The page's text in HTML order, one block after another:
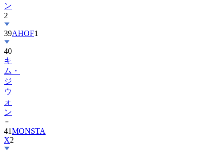
ン
2
39AHOF1
40
キ
ム・
ジ
ウ
ォ
ン
41MONSTA
X2